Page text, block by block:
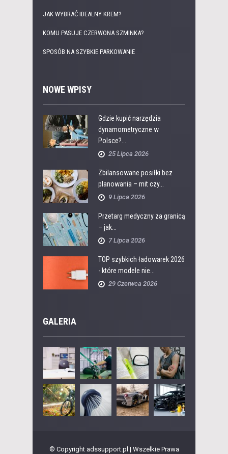
JAK WYBRAĆ IDEALNY KREM?
KOMU PASUJE CZERWONA SZMINKA?
SPOSÓB NA SZYBKIE PARKOWANIE
NOWE WPISY
Gdzie kupić narzędzia
dynamometryczne w
Polsce?...
25 Lipca 2026
Zbilansowane posiłki bez
planowania – mit czy...
9 Lipca 2026
Przetarg medyczny za granicą
– jak...
7 Lipca 2026
TOP szybkich ładowarek 2026
- które modele nie...
29 Czerwca 2026
GALERIA
© Copyright adssupport.pl | Wszelkie Prawa